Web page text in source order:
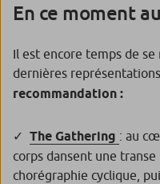
En ce moment
Il est encore temps de
dernières représentations
recommandation :
The Gathering : au
corps dansent une
chorégraphie cyclique,